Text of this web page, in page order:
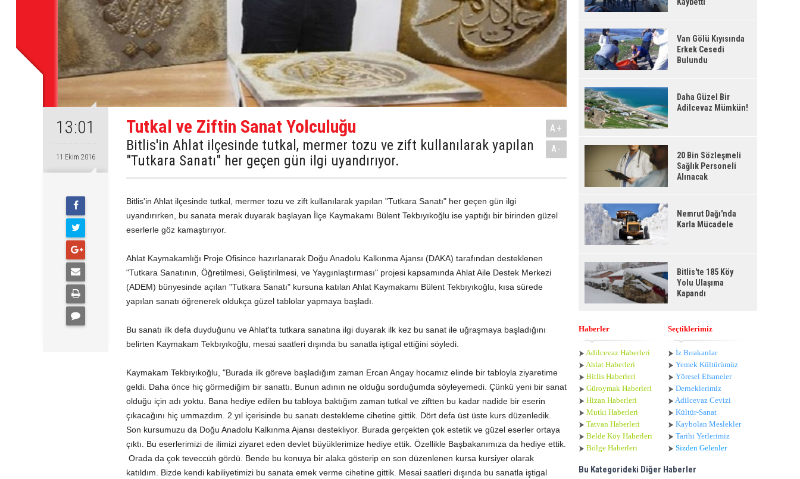
13:01
11 Ekim 2016
Tutkal ve Ziftin Sanat Yolculuğu
Bitlis'in Ahlat ilçesinde tutkal, mermer tozu ve zift kullanılarak yapılan
"Tutkara Sanatı" her geçen gün ilgi uyandırıyor.
A+
A-
Bitlis'in Ahlat ilçesinde tutkal, mermer tozu ve zift kullanılarak yapılan "Tutkara Sanatı" her geçen gün ilgi
uyandırırken, bu sanata merak duyarak başlayan İlçe Kaymakamı Bülent Tekbıyıkoğlu ise yaptığı bir birinden güzel
eserlerle göz kamaştırıyor.
Ahlat Kaymakamlığı Proje Ofisince hazırlanarak Doğu Anadolu Kalkınma Ajansı (DAKA) tarafından desteklenen
"Tutkara Sanatının, Öğretilmesi, Geliştirilmesi, ve Yaygınlaştırması" projesi kapsamında Ahlat Aile Destek Merkezi
(ADEM) bünyesinde açılan "Tutkara Sanatı" kursuna katılan Ahlat Kaymakamı Bülent Tekbıyıkoğlu, kısa sürede
yapılan sanatı öğrenerek oldukça güzel tablolar yapmaya başladı.
Bu sanatı ilk defa duyduğunu ve Ahlat'ta tutkara sanatına ilgi duyarak ilk kez bu sanat ile uğraşmaya başladığını
belirten Kaymakam Tekbıyıkoğlu, mesai saatleri dışında bu sanatla iştigal ettiğini söyledi.
Kaymakam Tekbıyıkoğlu, "Burada ilk göreve başladığım zaman Ercan Angay hocamız elinde bir tabloyla ziyaretime
geldi. Daha önce hiç görmediğim bir sanattı. Bunun adının ne olduğu sorduğumda söyleyemedi. Çünkü yeni bir sanat
olduğu için adı yoktu. Bana hediye edilen bu tabloya baktığım zaman tutkal ve ziftten bu kadar nadide bir eserin
çıkacağını hiç ummazdım. 2 yıl içerisinde bu sanatı destekleme cihetine gittik. Dört defa üst üste kurs düzenledik.
Son kursumuzu da Doğu Anadolu Kalkınma Ajansı destekliyor. Burada gerçekten çok estetik ve güzel eserler ortaya
çıktı. Bu eserlerimizi de ilimizi ziyaret eden devlet büyüklerimize hediye ettik. Özellikle Başbakanımıza da hediye ettik.
Orada da çok teveccüh gördü. Bende bu konuya bir alaka gösterip en son düzenlenen kursa kursiyer olarak
katıldım. Bizde kendi kabiliyetimizi bu sanata emek verme cihetine gittik. Mesai saatleri dışında bu sanatla iştigal
Van Gölü Kıyısında
Erkek Cesedi
Bulundu
Daha Güzel Bir
Adilcevaz Mümkün!
20 Bin Sözleşmeli
Sağlık Personeli
Alınacak
Nemrut Dağı'nda
Karla Mücadele
Bitlis'te 185 Köy
Yolu Ulaşıma
Kapandı
Haberler
Adilcevaz Haberleri
Ahlat Haberleri
Bitlis Haberleri
Güroymak Haberleri
Hizan Haberleri
Mutki Haberleri
Tatvan Haberleri
Belde Köy Haberleri
Bölge Haberleri
Seçtiklerimiz
İz Bırakanlar
Yemek Kültürümüz
Yöresel Efsaneler
Derneklerimiz
Adilcevaz Cevizi
Kültür-Sanat
Kaybolan Meslekler
Tarihi Yerlerimiz
Sizden Gelenler
Bu Kategorideki Diğer Haberler